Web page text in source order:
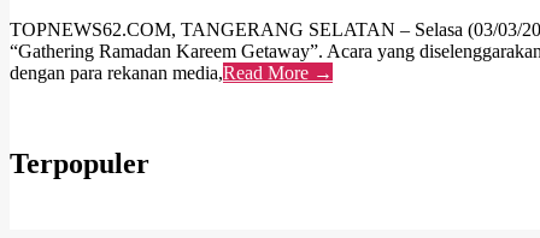
TOPNEWS62.COM, TANGERANG SELATAN – Selasa (03/03/
“Gathering Ramadan Kareem Getaway”. Acara yang
dengan para rekanan media,Read More →
Terpopuler